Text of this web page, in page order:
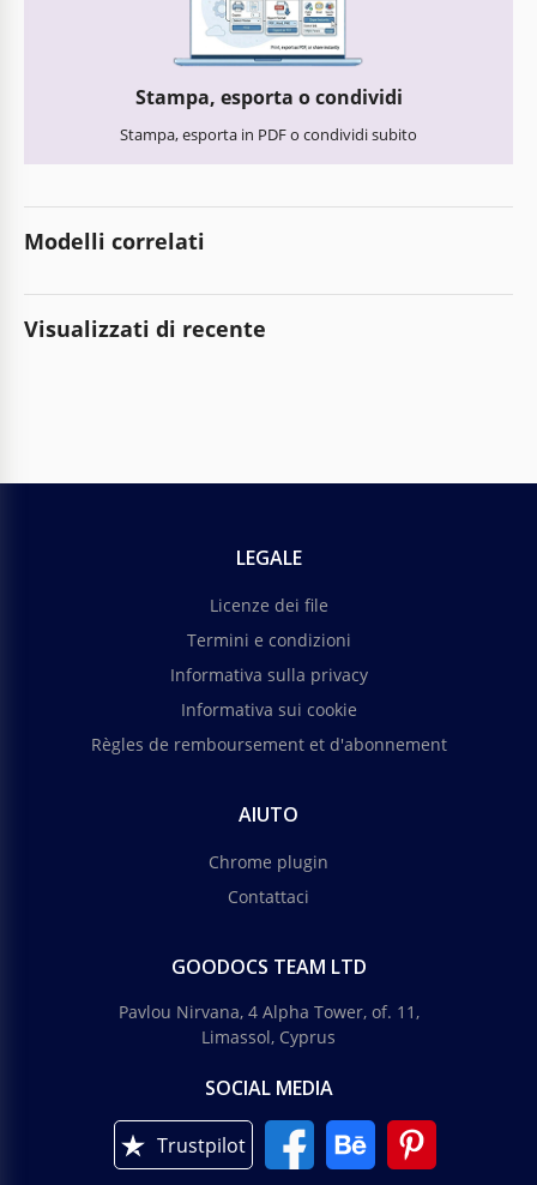
Stampa, esporta o condividi
Stampa, esporta in PDF o condividi subito
Modelli correlati
Visualizzati di recente
LEGALE
Licenze dei file
Termini e condizioni
Informativa sulla privacy
Informativa sui cookie
Règles de remboursement et d'abonnement
AIUTO
Chrome plugin
Contattaci
GOODOCS TEAM LTD
Pavlou Nirvana, 4 Alpha Tower, of. 11,
Limassol, Cyprus
SOCIAL MEDIA
Trustpilot